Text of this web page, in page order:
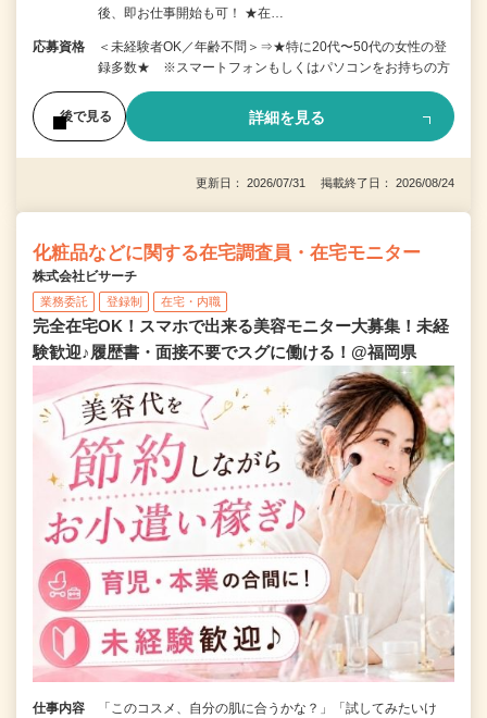
後、即お仕事開始も可！ ★在…
応募資格
＜未経験者OK／年齢不問＞⇒★特に20代〜50代の女性の登
録多数★ ※スマートフォンもしくはパソコンをお持ちの方
後で見る 詳細を見る
更新日： 2026/07/31 掲載終了日： 2026/08/24
化粧品などに関する在宅調査員・在宅モニター
株式会社ビサーチ
業務委託 登録制 在宅・内職
完全在宅OK！スマホで出来る美容モニター大募集！未経
験歓迎♪履歴書・面接不要でスグに働ける！@福岡県
仕事内容
「このコスメ、自分の肌に合うかな？」「試してみたいけ